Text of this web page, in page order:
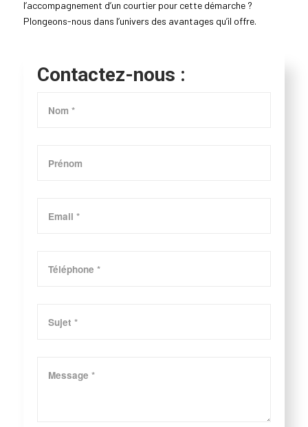
l’accompagnement d’un courtier pour cette démarche ?
Plongeons-nous dans l’univers des avantages qu’il offre.
Contactez-nous :